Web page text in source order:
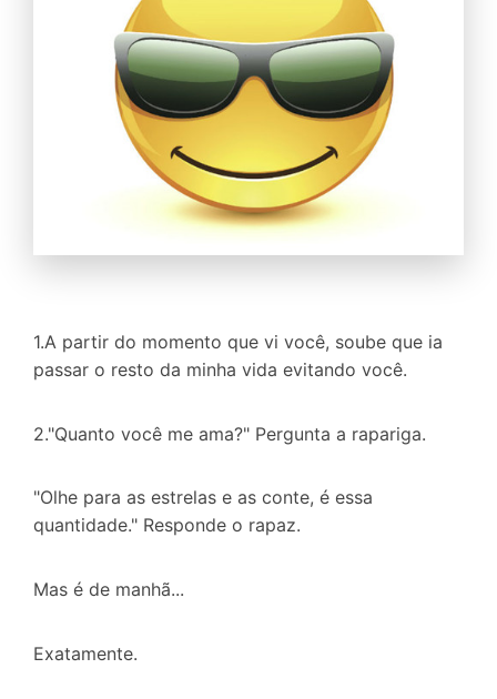
1.A partir do momento que vi você, soube que ia
passar o resto da minha vida evitando você.
2."Quanto você me ama?" Pergunta a rapariga.
"Olhe para as estrelas e as conte, é essa
quantidade." Responde o rapaz.
Mas é de manhã...
Exatamente.